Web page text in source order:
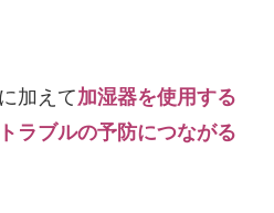
加えて加湿器を使用する
ラブルの予防につながる